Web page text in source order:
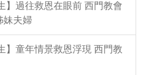
】過往救恩在眼前 西門教會
妹夫婦
】童年情景救恩浮現 西門教